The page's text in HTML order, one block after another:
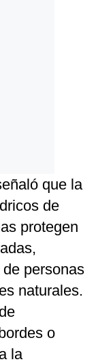
que la
de
protegen
personas
naturales.
o
la